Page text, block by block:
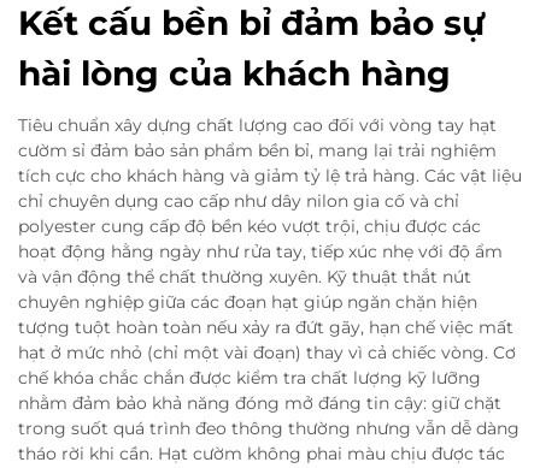
Kết cấu bền bỉ đảm bảo sự
hài lòng của khách hàng
Tiêu chuẩn xây dựng chất lượng cao đối với vòng tay hạt
cườm sỉ đảm bảo sản phẩm bền bỉ, mang lại trải nghiệm
tích cực cho khách hàng và giảm tỷ lệ trả hàng. Các vật liệu
chỉ chuyên dụng cao cấp như dây nilon gia cố và chỉ
polyester cung cấp độ bền kéo vượt trội, chịu được các
hoạt động hằng ngày như rửa tay, tiếp xúc nhẹ với độ ẩm
và vận động thể chất thường xuyên. Kỹ thuật thắt nút
chuyên nghiệp giữa các đoạn hạt giúp ngăn chặn hiện
tượng tuột hoàn toàn nếu xảy ra đứt gãy, hạn chế việc mất
hạt ở mức nhỏ (chỉ một vài đoạn) thay vì cả chiếc vòng. Cơ
chế khóa chắc chắn được kiểm tra chất lượng kỹ lưỡng
nhằm đảm bảo khả năng đóng mở đáng tin cậy: giữ chặt
trong suốt quá trình đeo thông thường nhưng vẫn dễ dàng
tháo rời khi cần. Hạt cườm không phai màu chịu được tác